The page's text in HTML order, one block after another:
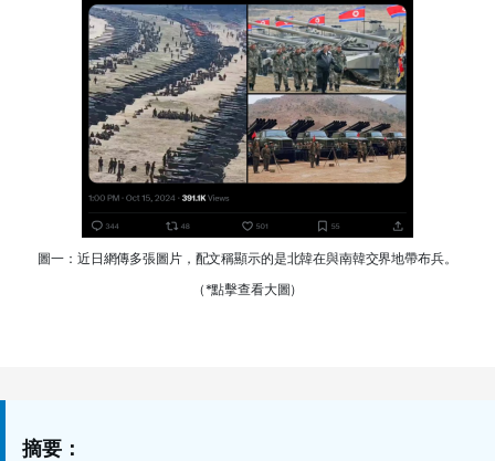
圖一：近日網傳多張圖片，配文稱顯示的是北韓在與南韓交界地帶布兵。
（*點擊查看大圖）
摘要：